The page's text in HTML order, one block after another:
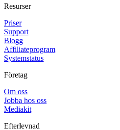
Resurser
Priser
Support
Blogg
Affiliateprogram
Systemstatus
Företag
Om oss
Jobba hos oss
Mediakit
Efterlevnad